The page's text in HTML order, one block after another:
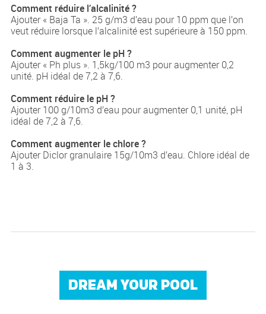
Comment réduire l’alcalinité ?
Ajouter « Baja Ta ». 25 g/m3 d’eau pour 10 ppm que l’on
veut réduire lorsque l’alcalinité est supérieure à 150 ppm.
Comment augmenter le pH ?
Ajouter « Ph plus ». 1,5kg/100 m3 pour augmenter 0,2
unité. pH idéal de 7,2 à 7,6.
Comment réduire le pH ?
Ajouter 100 g/10m3 d’eau pour augmenter 0,1 unité, pH
idéal de 7,2 à 7,6.
Comment augmenter le chlore ?
Ajouter Diclor granulaire 15g/10m3 d’eau. Chlore idéal de
1 à 3.
DREAM YOUR POOL